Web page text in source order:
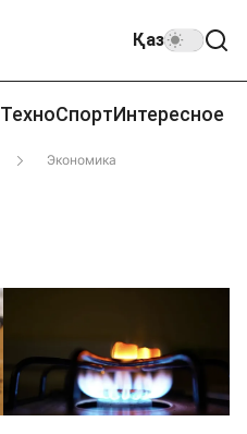
Қаз
ТехноСпортИнтересное
Экономика